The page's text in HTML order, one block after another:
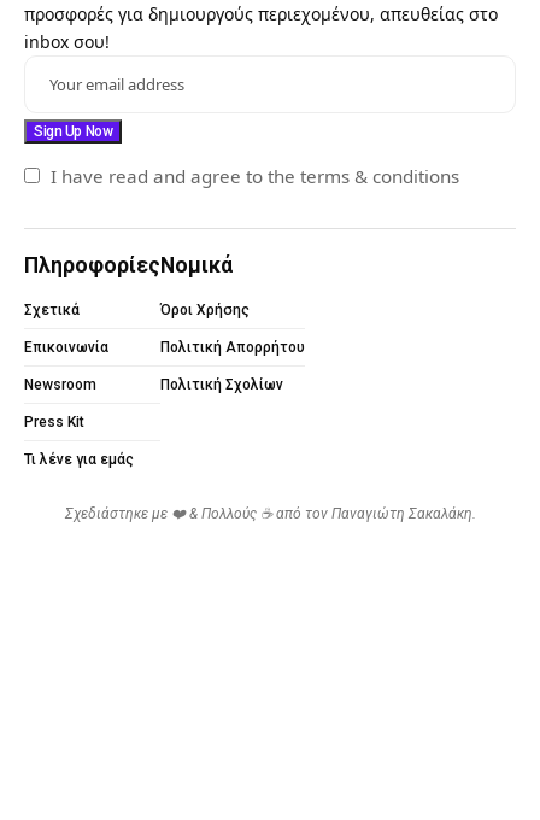
προσφορές για δημιουργούς περιεχομένου, απευθείας στο
inbox σου!
I have read and agree to the terms & conditions
Πληροφορίες
Σχετικά
Επικοινωνία
Newsroom
Press Kit
Τι λένε για εμάς
Νομικά
Όροι Χρήσης
Πολιτική Απορρήτου
Πολιτική Σχολίων
Σχεδιάστηκε με ❤️ & Πολλούς ☕ από τον Παναγιώτη Σακαλάκη.